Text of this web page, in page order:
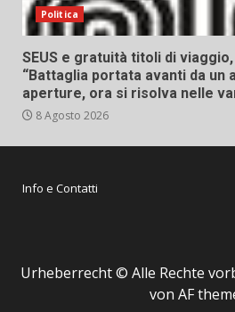
Politica
SEUS e gratuità titoli di
“Battaglia portata avanti da un
aperture, ora si risolva nelle
8 Agosto 2026
Info e Contatti
Urheberrecht © Alle Rechte
von AF